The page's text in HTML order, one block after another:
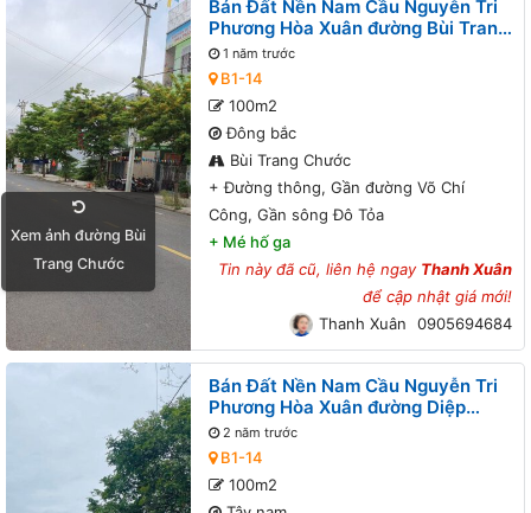
Xem ảnh đường Bùi
Trang Chước
Bán Đất Nền Nam Cầu Nguyễn Tri
Phương Hòa Xuân đường Bùi Trang
Chước B1-14 lô 2x - Đường thông,
Gần đường Võ Chí Công, Gần sông
Đô Tỏa
1 năm trước
B1-14
100m2
Đông bắc
Bùi Trang Chước
+Đường thông, Gần đường Võ Chí
Công, Gần sông Đô Tỏa
+ Mé hố ga
Tin này đã cũ, liên hệ ngay Thanh Xuân
để cập nhật giá mới!
Thanh Xuân
0905694684
Bán Đất Nền Nam Cầu Nguyễn Tri
Phương Hòa Xuân đường Diệp
Minh Châu B1-14 lô x - Gần đường
Võ Chí Công, Gần sông Đô Tỏa
2 năm trước
B1-14
100m2